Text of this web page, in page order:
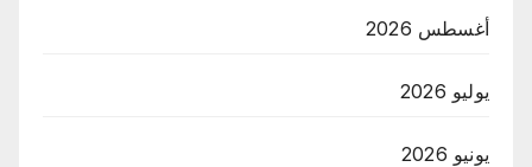
أغسطس 2026
يوليو 2026
يونيو 2026